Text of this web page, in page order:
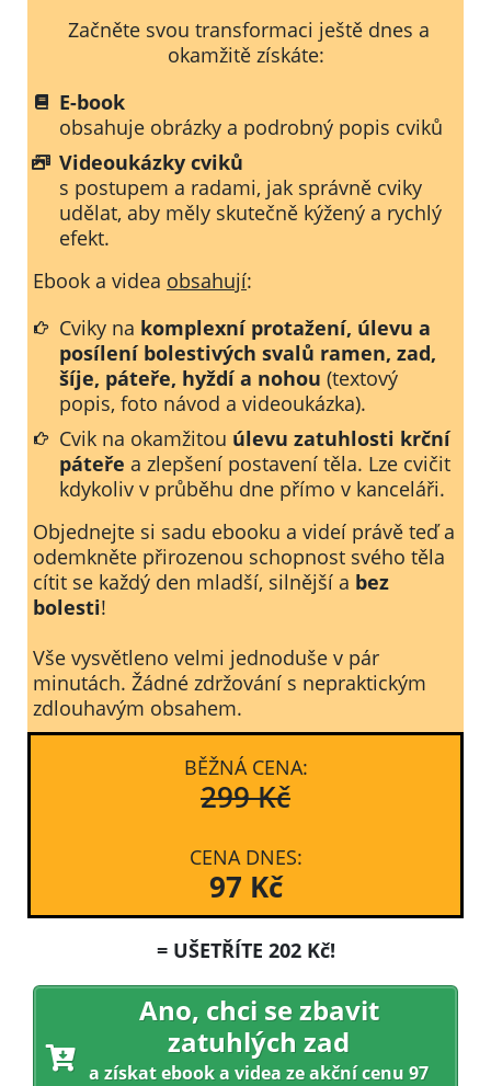
Začněte svou transformaci ještě dnes a
okamžitě získáte:
E-book
obsahuje obrázky a podrobný popis cviků
Videoukázky cviků
s postupem a radami, jak správně cviky
udělat, aby měly skutečně kýžený a rychlý
efekt.
Ebook a videa obsahují:
Cviky na komplexní protažení, úlevu a
posílení bolestivých svalů ramen, zad,
šíje, páteře, hyždí a nohou (textový
popis, foto návod a videoukázka).
Cvik na okamžitou úlevu zatuhlosti krční
páteře a zlepšení postavení těla. Lze cvičit
kdykoliv v průběhu dne přímo v kanceláři.
Objednejte si sadu ebooku a videí právě teď a
odemkněte přirozenou schopnost svého těla
cítit se každý den mladší, silnější a bez
bolesti!
Vše vysvětleno velmi jednoduše v pár
minutách. Žádné zdržování s nepraktickým
zdlouhavým obsahem.
BĚŽNÁ CENA:
299 Kč
CENA DNES:
97 Kč
= UŠETŘÍTE 202 Kč!
Ano, chci sezbavit
zatuhlých zad
a získat ebook a videa ze akční cenu 97